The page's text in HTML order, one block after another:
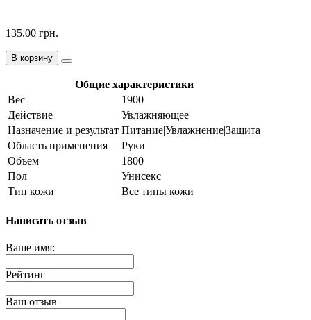
135.00 грн.
В корзину
Общие характеристики
Вес
1900
Действие
Увлажняющее
Назначение и результат Питание|Увлажнение|Защита
Область применения
Руки
Объем
1800
Пол
Унисекс
Тип кожи
Все типы кожи
Написать отзыв
Ваше имя:
Рейтинг
Ваш отзыв